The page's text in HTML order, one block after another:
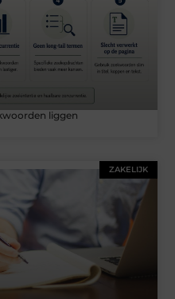
liggen
ZAKELIJK